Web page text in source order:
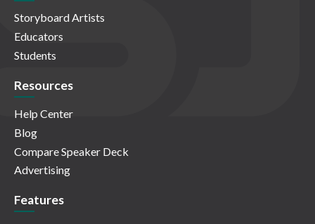
Storyboard Artists
Educators
Students
Resources
Help Center
Blog
Compare Speaker Deck
Advertising
Features